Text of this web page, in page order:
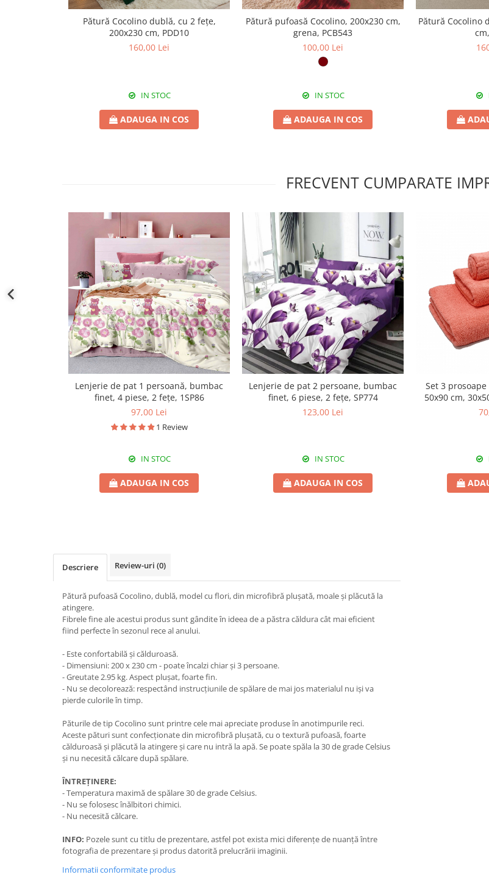
Pătură Cocolino dublă, cu 2 fețe,
200x230 cm, PDD10
160,00 Lei
IN STOC
ADAUGA IN COS
Pătură pufoasă Cocolino, 200x230 cm,
grena, PCB543
100,00 Lei
IN STOC
ADAUGA IN COS
Pătură Cocolino
FRECVENT CUMPARATE
Lenjerie de pat 1 persoană, bumbac
finet, 4 piese, 2 fețe, 1SP86
97,00 Lei
1 Review
IN STOC
ADAUGA IN COS
Lenjerie de pat 2 persoane, bumbac
finet, 6 piese, 2 fețe, SP774
123,00 Lei
IN STOC
ADAUGA IN COS
Set 3
50x90 cm,
Descriere Review-uri (0)
Pătură pufoasă Cocolino, dublă, model cu flori, din microfibră plușată, moale și plăcută la
atingere.
Fibrele fine ale acestui produs sunt gândite în ideea de a păstra căldura cât mai eficient
fiind perfecte în sezonul rece al anului.
- Este confortabilă și călduroasă.
- Dimensiuni: 200 x 230 cm - poate încalzi chiar și 3 persoane.
- Greutate 2.95 kg. Aspect plușat, foarte fin.
- Nu se decolorează: respectând instrucțiunile de spălare de mai jos materialul nu iși va
pierde culorile în timp.
Păturile de tip Cocolino sunt printre cele mai apreciate produse în anotimpurile reci.
Aceste pături sunt confecționate din microfibră plușată, cu o textură pufoasă, foarte
călduroasă și plăcută la atingere și care nu intră la apă. Se poate spăla la 30 de grade Celsius
și nu necesită călcare după spălare.
ÎNTREȚINERE:
- Temperatura maximă de spălare 30 de grade Celsius.
- Nu se folosesc înălbitori chimici.
- Nu necesită călcare.
INFO: Pozele sunt cu titlu de prezentare, astfel pot exista mici diferențe de nuanță între
fotografia de prezentare și produs datorită prelucrării imaginii.
Informatii conformitate produs